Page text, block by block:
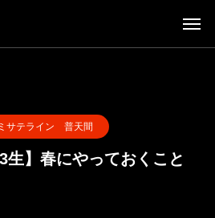
サテライン 普天間
】春にやっておくこと